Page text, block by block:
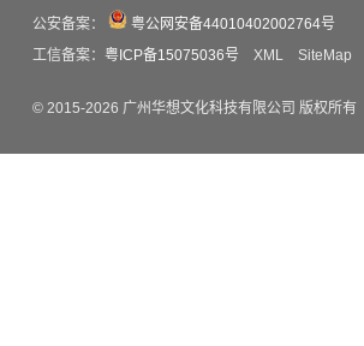
公安备案：
粤公网安备44010402002764号
工信备案： 粤ICP备15075036号 XML SiteMap
© 2015-2026 广州华想文化科技有限公司 版权所有